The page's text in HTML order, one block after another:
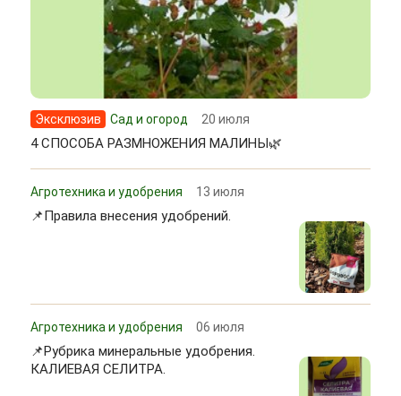
Эксклюзив Сад и огород 20 июля
4 СПОСОБА РАЗМНОЖЕНИЯ МАЛИНЫ🌿
Агротехника и удобрения 13 июля
📌Правила внесения удобрений.
Агротехника и удобрения 06 июля
📌Рубрика минеральные удобрения.
КАЛИЕВАЯ СЕЛИТРА.